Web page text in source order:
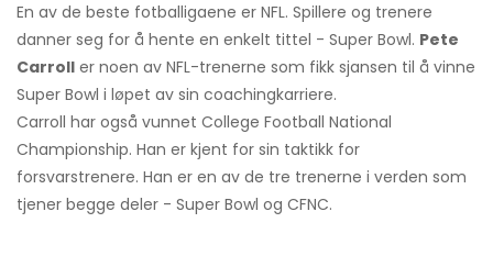
En av de beste fotballigaene er NFL. Spillere og trenere
danner seg for å hente en enkelt tittel - Super Bowl. Pete
Carroll er noen av NFL-trenerne som fikk sjansen til å vinne
Super Bowl i løpet av sin coachingkarriere.
Carroll har også vunnet College Football National
Championship. Han er kjent for sin taktikk for
forsvarstrenere. Han er en av de tre trenerne i verden som
tjener begge deler - Super Bowl og CFNC.